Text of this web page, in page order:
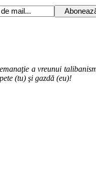
a vreunui
(tu) şi gazdă (eu)!